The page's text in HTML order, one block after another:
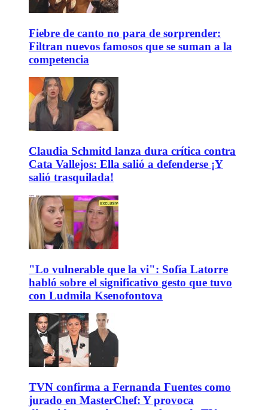
Fiebre de canto no para de sorprender:
Filtran nuevos famosos que se suman a la
competencia
Claudia Schmitd lanza dura crítica contra
Cata Vallejos: Ella salió a defenderse ¡Y
salió trasquilada!
"Lo vulnerable que la vi": Sofía Latorre
habló sobre el significativo gesto que tuvo
con Ludmila Ksenofontova
TVN confirma a Fernanda Fuentes como
jurado en MasterChef: Y provoca